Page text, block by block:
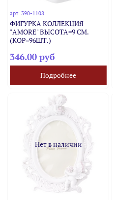
арт.390-1108
ФИГУРКА КОЛЛЕКЦИЯ
"AMORE" ВЫСОТА=9 СМ.
(КОР=96ШТ.)
346.00 руб
Подробнее
Нет в наличии